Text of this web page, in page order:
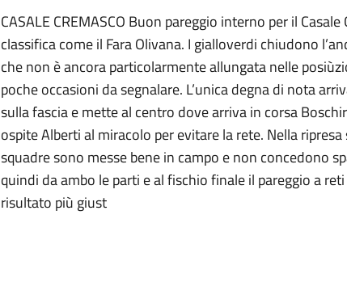
CASALE CREMASCO Buon pareggio interno per il
classifica come il Fara Olivana. I gialloverdi chiudono
che non è ancora particolarmente allungata nelle
poche occasioni da segnalare. L’unica degna di nota
sulla fascia e mette al centro dove arriva in corsa
ospite Alberti al miracolo per evitare la rete. Nella
squadre sono messe bene in campo e non concedono
quindi da ambo le parti e al fischio finale il pareggio a
risultato più giust